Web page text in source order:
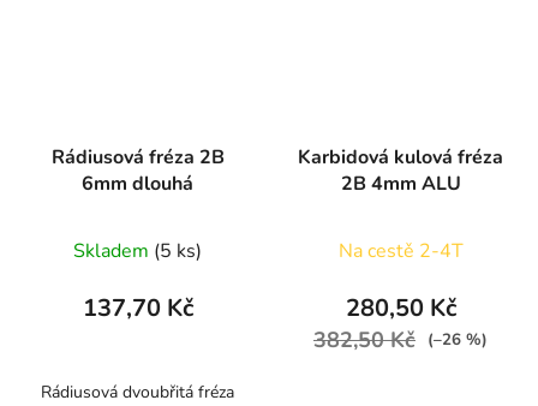
Rádiusová fréza 2B
6mm dlouhá
Skladem (5 ks)
137,70 Kč
Rádiusová dvoubřitá fréza
Karbidová kulová fréza
2B 4mm ALU
Na cestě 2-4T
280,50 Kč
382,50 Kč (–26 %)